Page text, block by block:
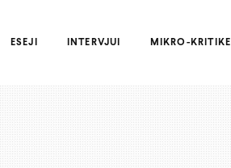
ESEJI INTERVJUI MIKRO-KRITIKE